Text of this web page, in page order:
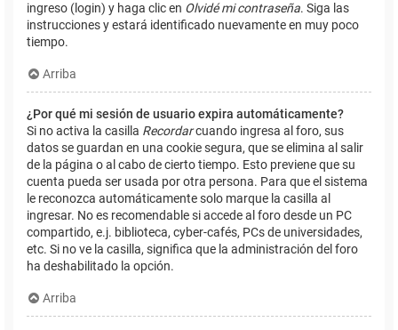
ingreso (login) y haga clic en Olvidé mi contraseña. Siga las
instrucciones y estará identificado nuevamente en muy poco
tiempo.
Arriba
¿Por qué mi sesión de usuario expira automáticamente?
Si no activa la casilla Recordarcuando ingresa al foro, sus
datos se guardan en una cookie segura, que se elimina al salir
de la página o al cabo de cierto tiempo. Esto previene que su
cuenta pueda ser usada por otra persona. Para que el sistema
le reconozca automáticamente solo marque la casilla al
ingresar. No es recomendable si accede al foro desde un PC
compartido, e.j. biblioteca, cyber-cafés, PCs de universidades,
etc. Si no ve la casilla, significa que la administración del foro
ha deshabilitado la opción.
Arriba